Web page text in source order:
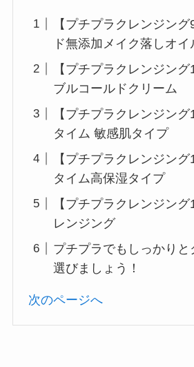
【プチプラクレンジン
ド無添加メイク落しオイ
【プチプラクレンジン
ブルコールドクリーム
【プチプラクレンジン
タイム 敏感肌タイプ
【プチプラクレンジン
タイム高保湿タイプ
【プチプラクレンジン
レンジング
プチプラでもしっかりと
選びましょう！
次のページへ